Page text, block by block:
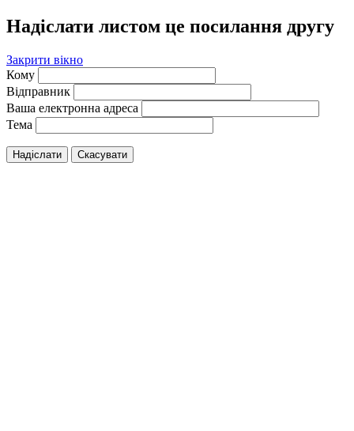
Надіслати листом це посилання другу
Закрити вікно
Кому
Відправник
Ваша електронна адреса
Тема
Надіслати Скасувати